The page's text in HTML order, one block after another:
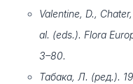
Valentine, D.,
al. (eds.). Flora
3–80.
Табака, Л. (ред.).